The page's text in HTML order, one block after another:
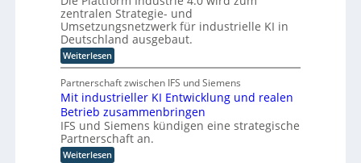
u
n
d
k
ü
n
s
t
l
i
c
a
n
i
n
d
u
s
t
r
i
a
l
i
i
s
t
e
n
t
s
t
a
t
t
k
l
zentralen Strategie- und
Umsetzungsnetzwerk für industrielle KI in
Deutschland ausgebaut.
Weiterlesen:
P
a
t
t
f
o
r
m
Partnerschaft zwischen IFS und Siemens
Mit industrieller KI Entwicklung und realen
Betrieb zusammenbringen
IFS und Siemens kündigen eine strategische
Partnerschaft an.
Weiterlesen: